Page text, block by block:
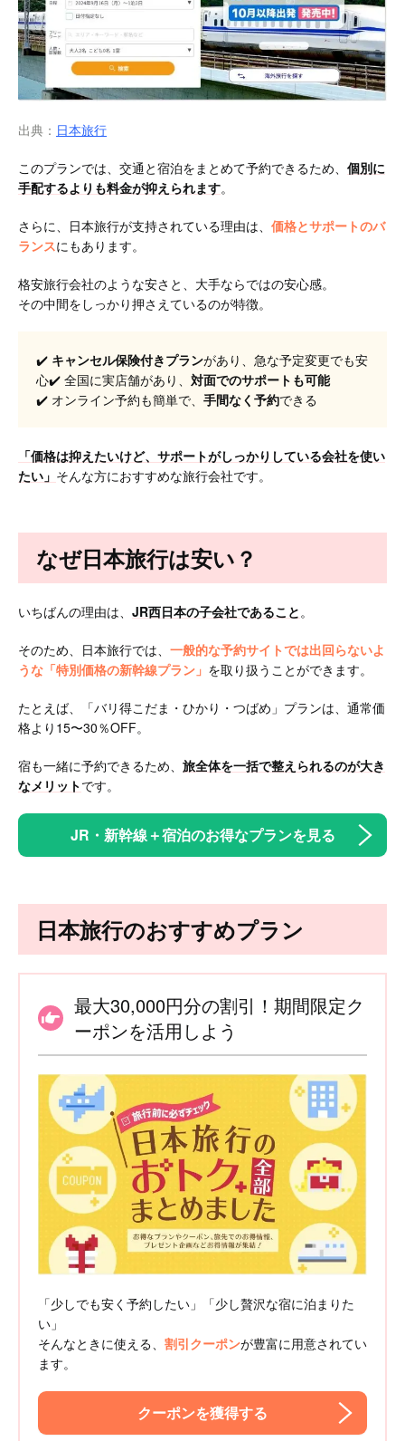
出典： 日本旅行
このプランでは、交通と宿泊をまとめて予約できるため、 個別に
手配するよりも料金が抑えられます。
さらに、日本旅行が支持されている理由は、 価格とサポートのバ
ランスにもあります。
格安旅行会社のような安さと、大手ならではの安心感。
その中間をしっかり押さえているのが特徴。
✔️ キャンセル保険付きプランがあり、急な予定変更でも安
心✔️ 全国に実店舗があり、 対面でのサポートも可能
✔️ オンライン予約も簡単で、 手間なく予約できる
「価格は抑えたいけど、サポートがしっかりしている会社を使い
たい」 そんな方におすすめな旅行会社です。
なぜ日本旅行は安い？
いちばんの理由は、 JR西日本の子会社であること 。
そのため、日本旅行では、 一般的な予約サイトでは出回らないよ
うな「特別価格の新幹線プラン」 を取り扱うことができます。
たとえば、「バリ得こだま・ひかり・つばめ」プランは、通常価
格より15〜30％OFF。
宿も一緒に予約できるため、 旅全体を一括で整えられるのが大き
なメリットです。
JR・新幹線＋宿泊のお得なプランを見る
日本旅行のおすすめプラン
最大30,000円分の割引！期間限定ク
ーポンを活用しよう
「少しでも安く予約したい」「少し贅沢な宿に泊まりた
い」
そんなときに使える、 割引クーポンが豊富に用意されてい
ます。
クーポンを獲得する